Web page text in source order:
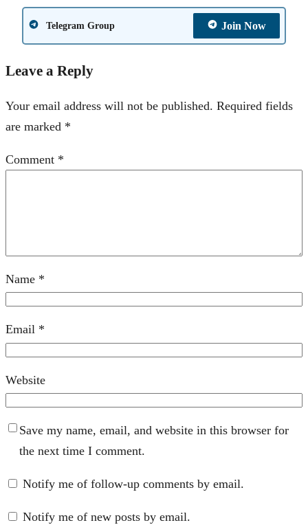
Telegram Group Join Now
Leave a Reply
Your email address will not be published. Required fields
are marked *
Comment *
Name *
Email *
Website
Save my name, email, and website in this browser for
the next time I comment.
Notify me of follow-up comments by email.
Notify me of new posts by email.